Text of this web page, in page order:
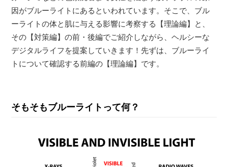
因がブルーライトにあるといわれています。そこで、ブル
ーライトの体と肌に与える影響に考察する【理論編】と、
その【対策編】の前・後編でご紹介しながら、ヘルシーな
デジタルライフを提案していきます！先ずは、ブルーライ
トについて確認する前編の【理論編】です。
そもそもブルーライトって何？